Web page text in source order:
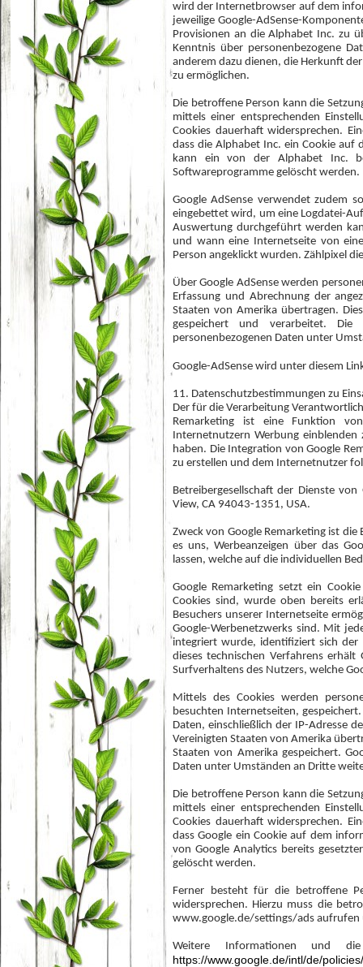
wird der Internetbrowser auf dem
jeweilige Google-AdSense-
Provisionen an die Alphabet Inc. zu
Kenntnis über personenbezogene
anderem dazu dienen, die Herkunft
zu ermöglichen.
Die betroffene Person kann die
mittels einer entsprechenden
Cookies dauerhaft widersprechen.
dass die Alphabet Inc. ein Cookie auf
kann ein von der Alphabet Inc.
Softwareprogramme gelöscht werden.
Google AdSense verwendet zudem
eingebettet wird, um eine Logdatei-
Auswertung durchgeführt werden
und wann eine Internetseite von
Person angeklickt wurden. Zählpixel
Über Google AdSense werden
Erfassung und Abrechnung der
Staaten von Amerika übertragen.
gespeichert und verarbeitet.
personenbezogenen Daten unter
Google-AdSense wird unter diesem
11. Datenschutzbestimmungen zu
Der für die Verarbeitung
Remarketing ist eine Funktion
Internetnutzern Werbung
haben. Die Integration von Google
zu erstellen und dem Internetnutzer
Betreibergesellschaft der Dienste
View, CA 94043-1351, USA.
Zweck von Google Remarketing ist
es uns, Werbeanzeigen über das
lassen, welche auf die individuellen
Google Remarketing setzt ein
Cookies sind, wurde oben bereits
Besuchers unserer Internetseite
Google-Werbenetzwerks sind. Mit
integriert wurde, identifiziert sich
dieses technischen Verfahrens
Surfverhaltens des Nutzers, welche
Mittels des Cookies werden
besuchten Internetseiten,
Daten, einschließlich der IP-Adresse
Vereinigten Staaten von Amerika
Staaten von Amerika gespeichert.
Daten unter Umständen an Dritte
Die betroffene Person kann die
mittels einer entsprechenden
Cookies dauerhaft widersprechen.
dass Google ein Cookie auf dem
von Google Analytics bereits
gelöscht werden.
Ferner besteht für die betroffene
widersprechen. Hierzu muss die
www.google.de/settings/ads aufrufen
Weitere Informationen und
https://www.google.de/intl/de/